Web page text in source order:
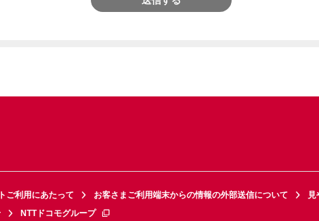
ご利用にあたって お客さまご利用端末からの情報の外部送信について
見
NTTドコモグループ